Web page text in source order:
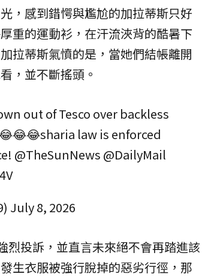
，感到錯愕與尷尬的加拉蒂斯只好
重的運動衫，在汗流浹背的酷暑下
拉蒂斯氣憤的是，當她們結帳離開
，並不斷搖頭。
out of Tesco over backless
law is enforced
@TheSunNews @DailyMail
July 8, 2026
烈投訴，並直言未來絕不會再踏進該
生衣服被強行脫掉的惡劣行徑，那